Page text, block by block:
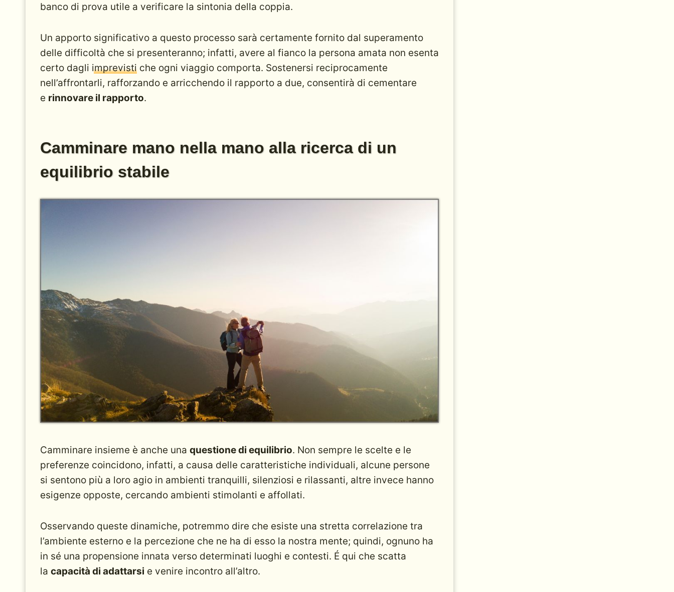
banco di prova utile a verificare la sintonia della coppia.
Un apporto significativo a questo processo sarà certamente fornito dal superamento
delle difficoltà che si presenteranno; infatti, avere al fianco la persona amata non esenta
certo dagli imprevistiche ogni viaggio comporta. Sostenersi reciprocamente
nell’affrontarli, rafforzando e arricchendo il rapporto a due, consentirà di cementare
e rinnovare il rapporto.
Camminare mano nella mano alla ricerca di un
equilibrio stabile
Camminare insieme è anche una questione di equilibrio. Non sempre le scelte e le
preferenze coincidono, infatti, a causa delle caratteristiche individuali, alcune persone
si sentono più a loro agio in ambienti tranquilli, silenziosi e rilassanti, altre invece hanno
esigenze opposte, cercando ambienti stimolanti e affollati.
Osservando queste dinamiche, potremmo dire che esiste una stretta correlazione tra
l’ambiente esterno e la percezione che ne ha di esso la nostra mente; quindi, ognuno ha
in sé una propensione innata verso determinati luoghi e contesti. É qui che scatta
la capacità di adattarsi e venire incontro all’altro.